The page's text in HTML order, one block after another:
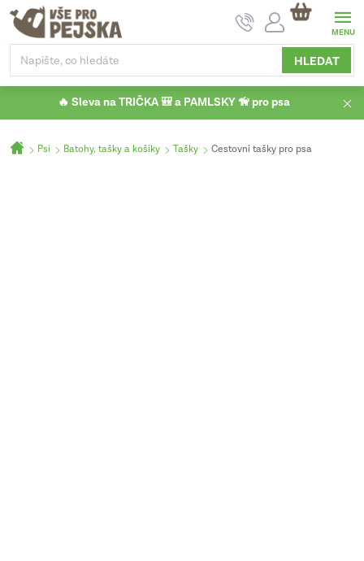
Přejít
obsah
HLEDAT
NÁKUPNÍ
KOŠÍK
🔥 Sleva na TRIČKA 🎒 a PAMLSKY 🦮 pro psa
Domů
Psi Batohy, tašky a košíky Tašky Cestovní tašky pro psa